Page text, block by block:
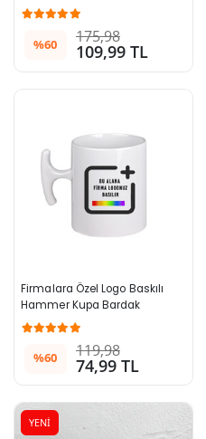
%60 175,98
109,99 TL
Firmalara Özel Logo Baskılı
Hammer Kupa Bardak
%60 119,98
74,99 TL
YENİ